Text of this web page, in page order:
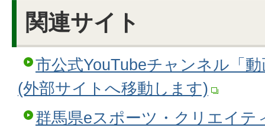
関連サイト
市公式YouTubeチャンネル「
(外部サイトへ移動します)
群馬県eスポーツ・クリエイテ